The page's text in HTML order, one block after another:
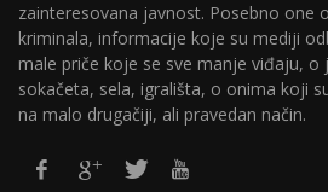
zainteresovana javnost. Posebno one
kriminala, informacije koje su mediji
male priče koje se sve manje viđaju, o
sokačeta, sela, igrališta, o onima koji
na malo drugačiji, ali pravedan način.